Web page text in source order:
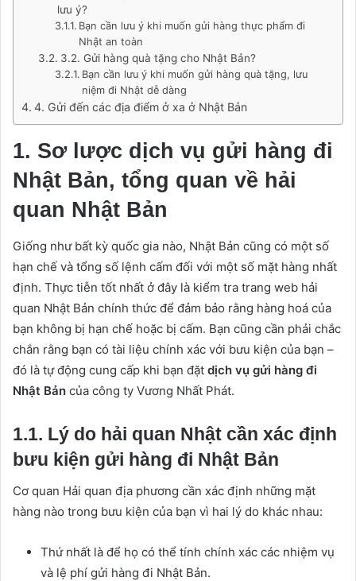
lưu ý?
Bạn cần lưu ý khi muốn gửi hàng thực phẩm đi
Nhật an toàn
3.2. Gửi hàng quà tặng cho Nhật Bản?
Bạn cần lưu ý khi muốn gửi hàng quà tặng, lưu
niệm đi Nhật dễ dàng
4. Gửi đến các địa điểm ở xa ở Nhật Bản
1. Sơ lược dịch vụ gửi hàng đi
Nhật Bản, tổng quan về hải
quan Nhật Bản
Giống như bất kỳ quốc gia nào, Nhật Bản cũng có một số
hạn chế và tổng số lệnh cấm đối với một số mặt hàng nhất
định. Thực tiễn tốt nhất ở đây là kiểm tra trang web hải
quan Nhật Bản chính thức để đảm bảo rằng hàng hoá của
bạn không bị hạn chế hoặc bị cấm. Bạn cũng cần phải chắc
chắn rằng bạn có tài liệu chính xác với bưu kiện của bạn –
đó là tự động cung cấp khi bạn đặt dịch vụ gửi hàng đi
Nhật Bản của công ty Vương Nhất Phát.
1.1. Lý do hải quan Nhật cần xác định
bưu kiện gửi hàng đi Nhật Bản
Cơ quan Hải quan địa phương cần xác định những mặt
hàng nào trong bưu kiện của bạn vì hai lý do khác nhau:
Thứ nhất là để họ có thể tính chính xác các nhiệm vụ
và lệ phí gửi hàng đi Nhật Bản.